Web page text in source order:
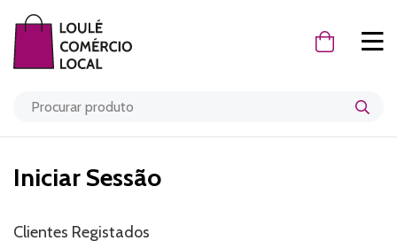
O Meu
Iniciar Sessão
Clientes Registados